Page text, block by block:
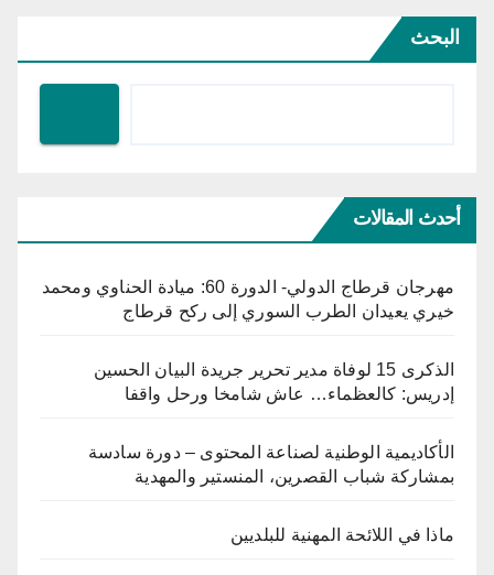
البحث
أحدث المقالات
مهرجان قرطاج الدولي- الدورة 60: ميادة الحناوي ومحمد
خيري يعيدان الطرب السوري إلى ركح قرطاج
الذكرى 15 لوفاة مدير تحرير جريدة البيان الحسين
إدريس: كالعظماء… عاش شامخا ورحل واقفا
الأكاديمية الوطنية لصناعة المحتوى – دورة سادسة
بمشاركة شباب القصرين، المنستير والمهدية
ماذا في اللائحة المهنية للبلديين